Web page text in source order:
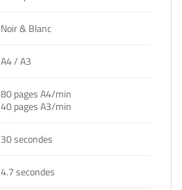
Noir & Blanc
A4 / A3
80 pages A4/min
40 pages A3/min
30 secondes
4.7 secondes